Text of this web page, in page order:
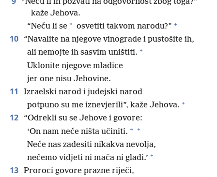
kaže Jehova.
“Neću li se * osvetiti takvom narodu?” +
10
“Navalite na njegove vinograde i pustošite ih,
ali nemojte ih sasvim uništiti. +
Uklonite njegove mladice
jer one nisu Jehovine.
11
Izraelski narod i judejski narod
potpuno su me iznevjerili”, kaže Jehova. +
12
“Odrekli su se Jehove i govore:
‘On nam neće ništa učiniti. * +
Neće nas zadesiti nikakva nevolja,
nećemo vidjeti ni mača ni gladi.’ +
13 Proroci govore prazne riječi,